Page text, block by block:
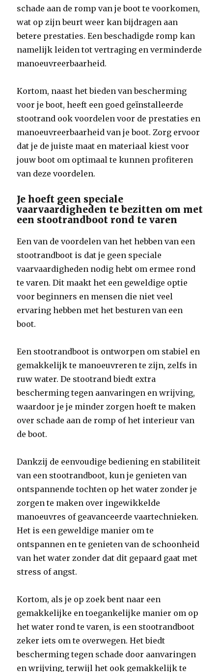
schade aan de romp van je boot te voorkomen,
wat op zijn beurt weer kan bijdragen aan
betere prestaties. Een beschadigde romp kan
namelijk leiden tot vertraging en verminderde
manoeuvreerbaarheid.
Kortom, naast het bieden van bescherming
voor je boot, heeft een goed geïnstalleerde
stootrand ook voordelen voor de prestaties en
manoeuvreerbaarheid van je boot. Zorg ervoor
dat je de juiste maat en materiaal kiest voor
jouw boot om optimaal te kunnen profiteren
van deze voordelen.
Je hoeft geen speciale
vaarvaardigheden te bezitten om met
een stootrandboot rond te varen
Een van de voordelen van het hebben van een
stootrandboot is dat je geen speciale
vaarvaardigheden nodig hebt om ermee rond
te varen. Dit maakt het een geweldige optie
voor beginners en mensen die niet veel
ervaring hebben met het besturen van een
boot.
Een stootrandboot is ontworpen om stabiel en
gemakkelijk te manoeuvreren te zijn, zelfs in
ruw water. De stootrand biedt extra
bescherming tegen aanvaringen en wrijving,
waardoor je je minder zorgen hoeft te maken
over schade aan de romp of het interieur van
de boot.
Dankzij de eenvoudige bediening en stabiliteit
van een stootrandboot, kun je genieten van
ontspannende tochten op het water zonder je
zorgen te maken over ingewikkelde
manoeuvres of geavanceerde vaartechnieken.
Het is een geweldige manier om te
ontspannen en te genieten van de schoonheid
van het water zonder dat dit gepaard gaat met
stress of angst.
Kortom, als je op zoek bent naar een
gemakkelijke en toegankelijke manier om op
het water rond te varen, is een stootrandboot
zeker iets om te overwegen. Het biedt
bescherming tegen schade door aanvaringen
en wrijving, terwijl het ook gemakkelijk te